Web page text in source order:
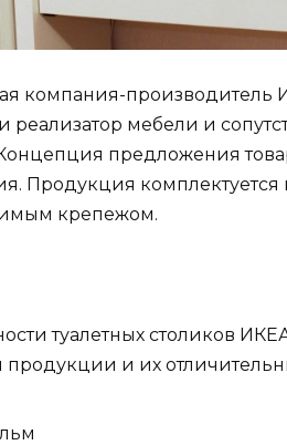
компания-производитель
реализатор мебели и
предложения
Продукция
крепежом.
туалетных столиков
и их